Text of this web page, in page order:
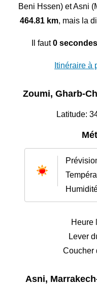
Beni Hssen) et Asni
464.81 km, mais la
Il faut0 secondes
Itinéraire à
Zoumi, Gharb-
Latitude:
Heure
Lever
Coucher
Asni,